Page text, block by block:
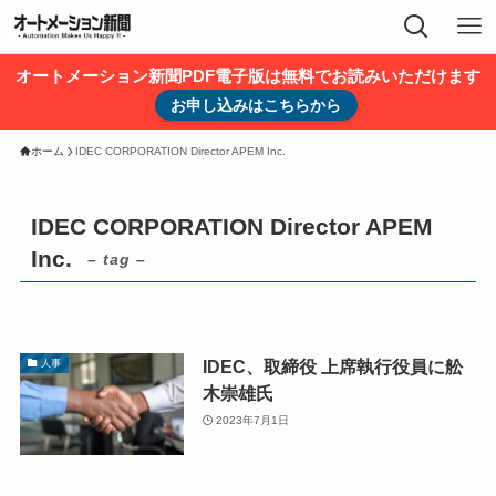
オートメーション新聞PDF電子版は無料でお読みいただけます
お申し込みはこちらから
ホーム IDEC CORPORATION Director APEM Inc.
IDEC CORPORATION Director APEM
Inc.
– tag –
人事
IDEC、取締役 上席執行役員に舩
木崇雄氏
2023年7月1日